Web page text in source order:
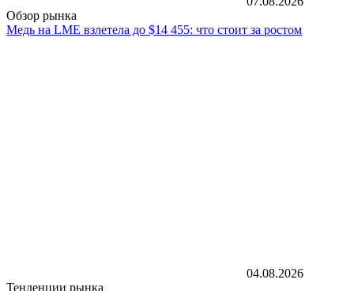
Обзор рынка
Медь на LME взлетела до $14 455: что стоит за ростом
04.08.2026
Тенденции рынка